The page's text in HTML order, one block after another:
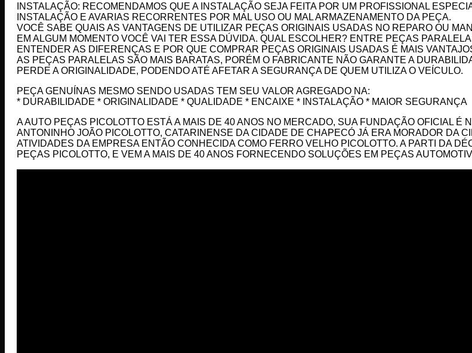
INSTALAÇÃO: RECOMENDAMOS QUE A INSTALAÇÃO SEJA FEITA POR UM PROFISSIONAL
INSTALAÇÃO E AVARIAS RECORRENTES POR MAL USO OU MAL ARMAZENAMENTO DA PEÇA.
VOCÊ SABE QUAIS AS VANTAGENS DE UTILIZAR PEÇAS ORIGINAIS USADAS NO REPARO OU
EM ALGUM MOMENTO VOCÊ VAI TER ESSA DÚVIDA. QUAL ESCOLHER? ENTRE PEÇAS
ENTENDER AS DIFERENÇAS E POR QUE COMPRAR PEÇAS ORIGINAIS USADAS É MAIS
AS PEÇAS PARALELAS SÃO MAIS BARATAS, PORÉM O FABRICANTE NÃO GARANTE A
PERDE A ORIGINALIDADE, PODENDO ATÉ AFETAR A SEGURANÇA DE QUEM UTILIZA O VEÍCULO.
PEÇA GENUÍNAS MESMO SENDO USADAS TEM SEU VALOR AGREGADO NA:
* DURABILIDADE * ORIGINALIDADE * QUALIDADE * ENCAIXE * INSTALAÇÃO * MAIOR SEGURANÇA
A AUTO PEÇAS PICOLOTTO ESTÁ A MAIS DE 40 ANOS NO MERCADO, SUA FUNDAÇÃO OFICIAL É
ANTONINHO JOÃO PICOLOTTO, CATARINENSE DA CIDADE DE CHAPECÓ JÁ ERA MORADOR DA
ATIVIDADES DA EMPRESA ENTÃO CONHECIDA COMO FERRO VELHO PICOLOTTO. A PARTI DA
PEÇAS PICOLOTTO, E VEM A MAIS DE 40 ANOS FORNECENDO SOLUÇÕES EM PEÇAS